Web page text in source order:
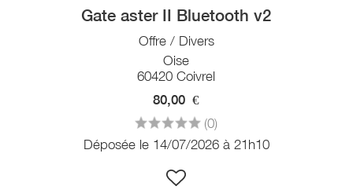
Gate aster II Bluetooth v2
Offre / Divers
Oise
60420 Coivrel
80,00 €
(0)
Déposée le 14/07/2026 à 21h10